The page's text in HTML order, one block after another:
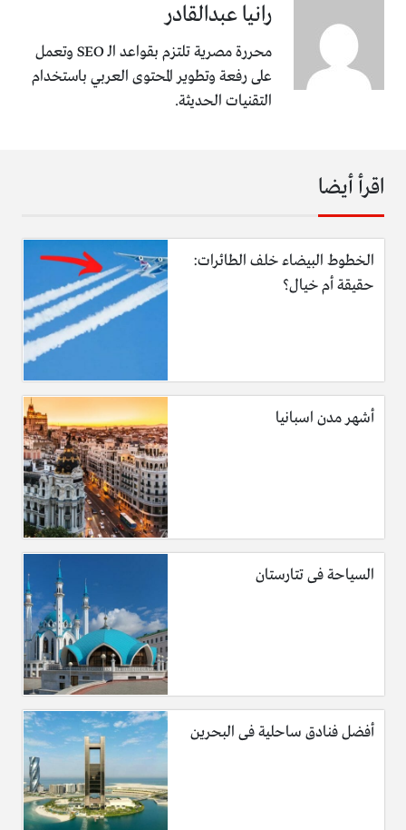
رانيا عبدالقادر
محررة مصرية تلتزم بقواعد الـ SEO وتعمل
على رفعة وتطوير المحتوى العربي باستخدام
التقنيات الحديثة.
اقرأ أيضا
الخطوط البيضاء خلف الطائرات:
حقيقة أم خيال؟
أشهر مدن اسبانيا
السياحة فى تتارستان
أفضل فنادق ساحلية فى البحرين